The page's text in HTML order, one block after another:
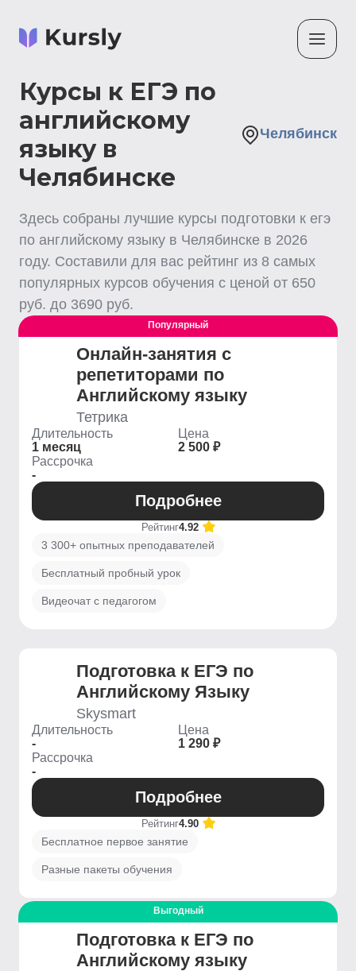
Курсы к ЕГЭ по
английскому
языку в
Челябинске
Челябинск
Здесь собраны лучшие курсы подготовки к егэ
по английскому языку в Челябинске в 2026
году. Составили для вас рейтинг из 8 самых
популярных курсов обучения с ценой от 650
руб. до 3690 руб.
Популярный
Онлайн-занятия с
репетиторами по
Английскому языку
Тетрика
Длительность
1 месяц
Цена
2 500 ₽
Рассрочка
-
Подробнее
Рейтинг4.92
3 300+ опытных преподавателей
Бесплатный пробный урок
Видеочат с педагогом
Подготовка к ЕГЭ по
Английскому Языку
Skysmart
Длительность
-
Цена
1 290 ₽
Рассрочка
-
Подробнее
Рейтинг4.90
Бесплатное первое занятие
Разные пакеты обучения
Выгодный
Подготовка к ЕГЭ по
Английскому языку